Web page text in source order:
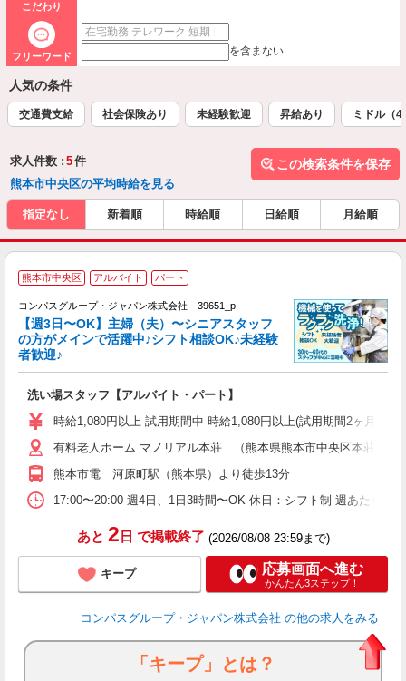
こだわり
フリーワード を含まない
人気の条件
交通費支給 社会保険あり 未経験歓迎 昇給あり ミドル（
求人件数 : 5件
熊本市中央区の平均時給を見る
この検索条件を保存
指定なし 新着順 時給順 日給順 月給順
熊本市中央区 アルバイト パート
コンパスグループ・ジャパン株式会社 39651_p
【週3日〜OK】主婦（夫）〜シニアスタッフ
の方がメインで活躍中♪シフト相談OK♪未経験
者歓迎♪
洗い場スタッフ【アルバイト・パート】
時給1,080円以上 試用期間中 時給1,080円以上(試用期間2ヶ月) 残
有料老人ホーム マノリアル本荘 （熊本県熊本市中央区本荘５－
熊本市電 河原町駅（熊本県）より徒歩13分
17:00〜20:00 週4日、1日3時間〜OK 休日：シフト制 週あたり最
あと 2 日 で掲載終了 (2026/08/08 23:59まで)
キープ 応募画面へ進む
かんたん3ステップ！
コンパスグループ・ジャパン株式会社 の他の求人をみる
「キープ」とは？